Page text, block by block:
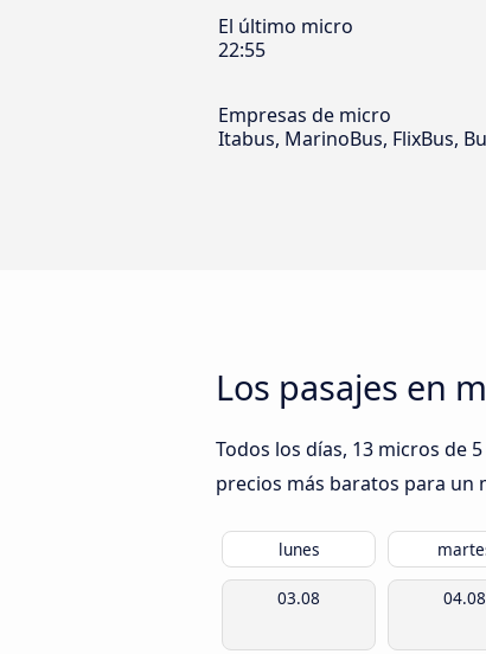
El último micro
22:55
Empresas de micro
Itabus, MarinoBus, FlixBus,
Los pasajes en
Todos los días, 13 micros de
precios más baratos para un
lunes
03.08 04.08